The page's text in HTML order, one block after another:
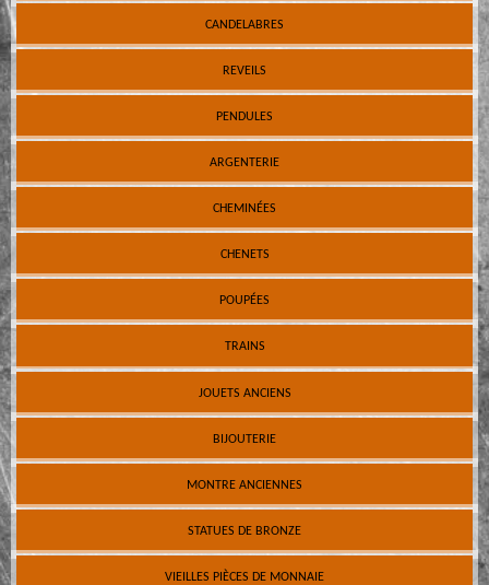
CANDELABRES
REVEILS
PENDULES
ARGENTERIE
CHEMINÉES
CHENETS
POUPÉES
TRAINS
JOUETS ANCIENS
BIJOUTERIE
MONTRE ANCIENNES
STATUES DE BRONZE
VIEILLES PIÈCES DE MONNAIE